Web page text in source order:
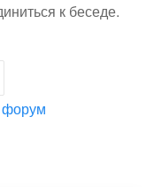
к беседе.
форум